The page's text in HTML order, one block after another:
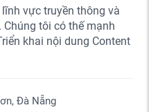
vực truyền thông và
tôi có thế mạnh
khai nội dung Content
Đà Nẵng